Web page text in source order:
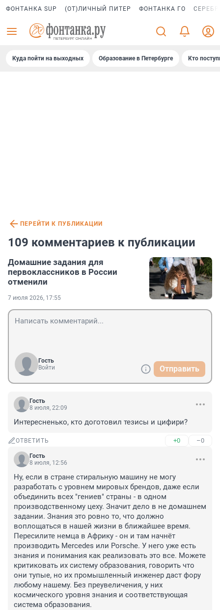
ФОНТАНКА SUP (ОТ)ЛИЧНЫЙ ПИТЕР ФОНТАНКА ГО
Куда пойти на выходных Образование в Петербурге Кто
ПЕРЕЙТИ К ПУБЛИКАЦИИ
109 комментариев к публикации
Домашние задания для
первоклассников в России
отменили
7 июля 2026, 17:55
Гость
Войти
Отправить
Гость
8 июля, 22:09
Интересненько, кто доготовил тезисы и цифири?
ОТВЕТИТЬ +0 –0
Гость
8 июля, 12:56
Ну, если в стране стиральную машину не могу
разработать с уровнем мировых брендов, даже если
объединить всех "гениев" страны - в одном
производственному цеху. Значит дело в не домашнем
задании. Знания это ровно то, что должно
воплощаться в нашей жизни в ближайшее время.
Пересилите немца в Африку - он и там начнёт
производить Mercedes или Porsche. У него уже есть
знания и понимания как реализовать это все. Можете
критиковать их систему образования, говорить что
они тупые, но их промышленный инженер даст фору
любому нашему. Без преувеличения, у них
космического уровня знания и соответствующая
система образования.